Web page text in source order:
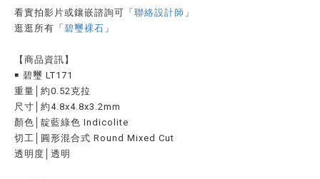
看實拍影片或鑲嵌諮詢可 「 聯絡設計師 」
逛逛所有「 碧璽裸石 」
【商品資訊】
￭ 碧璽 LT171
重量│約0.52克拉
尺寸│約4.8x4.8x3.2mm
顏色│靛藍綠色 Indicolite
切工│圓形混合式 Round Mixed Cut
透明度│透明